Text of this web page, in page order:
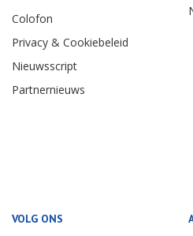
Colofon
Privacy & Cookiebeleid
Nieuwsscript
Partnernieuws
VOLG ONS